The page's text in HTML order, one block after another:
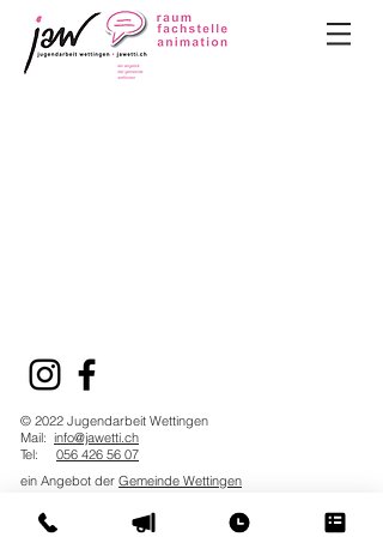
© 2022 Jugendarbeit Wettingen
Mail: info@jawetti.ch
Tel: 056 426 56 07
ein Angebot der Gemeinde Wettingen
Do Not Sell My Personal Information